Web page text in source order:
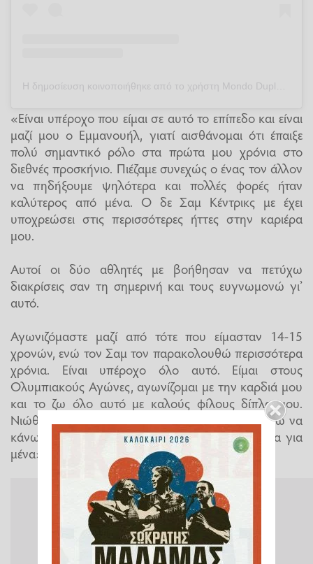
«Είναι υπέροχο που είμαι σε αυτό το επίπεδο και είναι
μαζί μου ο Εμμανουήλ, γιατί αισθάνομαι ότι έπαιξε
πολύ σημαντικό ρόλο στα πρώτα μου χρόνια στο
διεθνές προσκήνιο. Πιέζαμε συνεχώς ο ένας τον άλλον
να πηδήξουμε ψηλότερα και πολλές φορές ήταν
καλύτερος από μένα. Ο δε Σαμ Κέντρικς με έχει
υποχρεώσει στις περισσότερες ήττες στην καριέρα
μου.
Αυτοί οι δύο αθλητές με βοήθησαν να πετύχω
διακρίσεις σαν τη σημερινή και τους ευγνωμονώ γι’
αυτό.
Αγωνιζόμαστε μαζί από τότε που είμασταν 14-15
χρονών, ενώ τον Σαμ τον παρακολουθώ περισσότερα
χρόνια. Είναι υπέροχο όλο αυτό. Είμαι στους
Ολυμπιακούς Αγώνες, αγωνίζομαι με την καρδιά μου
και το ζω όλο αυτό με καλούς φίλους δίπλα μου.
Νιώθω ευτυχισμένος και ευλογημένος που μπορώ να
κάνω τη χώρα μου υπερήφανη. Απίστευτη μέρα για
μένα».